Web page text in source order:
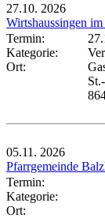
27.10. 2026
Wirtshaussingen
Termin:
Kategorie:
Ort:
05.11. 2026
Pfarrgemeinde
Termin:
Kategorie:
Ort: